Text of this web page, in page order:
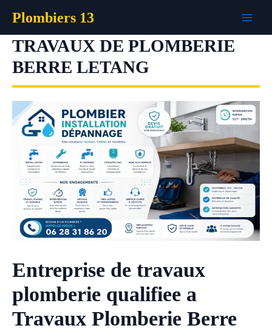
contenu
Plombiers 13
TRAVAUX DE PLOMBERIE
BERRE LETANG
Entreprise de travaux
plomberie qualifiee a
Travaux Plomberie Berre